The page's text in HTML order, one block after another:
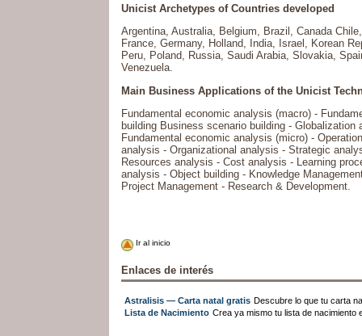
Unicist Archetypes of Countries developed
Argentina, Australia, Belgium, Brazil, Canada
France, Germany, Holland, India, Israel, Korean
Peru, Poland, Russia, Saudi Arabia, Slovakia,
Venezuela.
Main Business Applications of the Unicist
Fundamental economic analysis (macro) -
building Business scenario building -
Fundamental economic analysis (micro) -
analysis - Organizational analysis - Strategic
Resources analysis - Cost analysis - Learning
analysis - Object building - Knowledge
Project Management - Research & Development.
Ir al inicio
Enlaces de interés
Astralisis — Carta natal gratis Descubre lo que tu carta
Lista de Nacimiento Crea ya mismo tu lista de nacimiento